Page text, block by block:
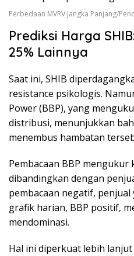
Perbedaan MVRV Jangka Panjang/
Prediksi Harga
25% Lainnya
Saat ini, SHIB
resistance psikologis.
Power (BBP), yang
distribusi, menunjukkan
menembus hambatan
Pembacaan BBP
dibandingkan dengan
pembacaan negatif, penjual
grafik harian, BBP positif,
mendominasi.
Hal ini diperkuat lebih